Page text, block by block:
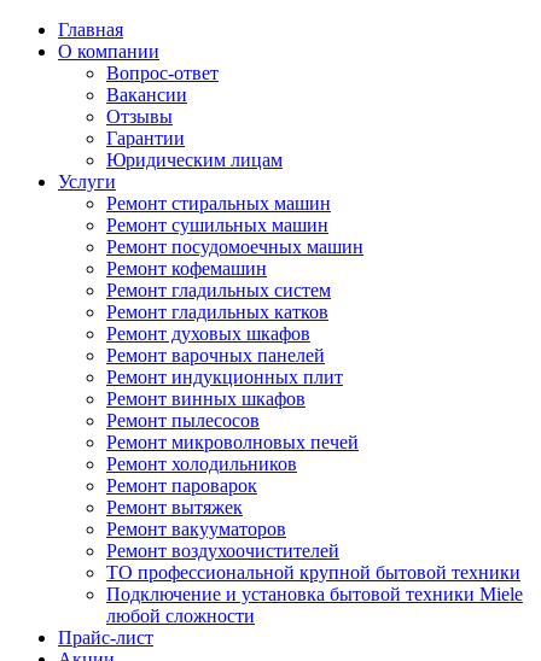
Главная
О компании
Вопрос-ответ
Вакансии
Отзывы
Гарантии
Юридическим лицам
Услуги
Ремонт стиральных машин
Ремонт сушильных машин
Ремонт посудомоечных машин
Ремонт кофемашин
Ремонт гладильных систем
Ремонт гладильных катков
Ремонт духовых шкафов
Ремонт варочных панелей
Ремонт индукционных плит
Ремонт винных шкафов
Ремонт пылесосов
Ремонт микроволновых печей
Ремонт холодильников
Ремонт пароварок
Ремонт вытяжек
Ремонт вакууматоров
Ремонт воздухоочистителей
ТО профессиональной крупной бытовой техники
Подключение и установка бытовой техники Miele
любой сложности
Прайс-лист